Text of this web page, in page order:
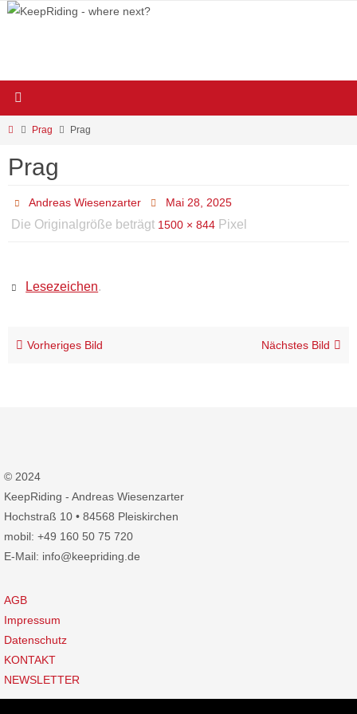
Zum
StartPrag Prag
Prag
Andreas Wiesenzarter Mai 28, 2025
Die Originalgröße beträgt 1500 × 844 Pixel
Lesezeichen.
Vorheriges Bild Nächstes Bild
© 2024
KeepRiding - Andreas Wiesenzarter
Hochstraß 10 • 84568 Pleiskirchen
mobil: +49 160 50 75 720
E-Mail: info@keepriding.de
AGB
Impressum
Datenschutz
KONTAKT
NEWSLETTER